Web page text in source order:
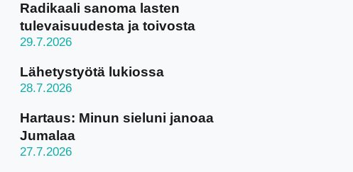
Radikaali sanoma lasten
tulevaisuudesta ja toivosta
29.7.2026
Lähetystyötä lukiossa
28.7.2026
Hartaus: Minun sieluni janoaa
Jumalaa
27.7.2026